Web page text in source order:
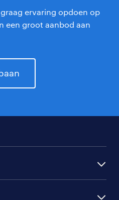
ervaring opdoen op
een groot aanbod aan